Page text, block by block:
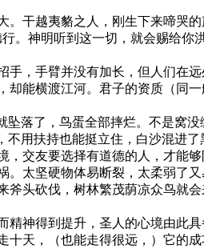
干越夷貉之人，刚生下来啼哭的
。神明听到这一切，就会赐给你
，手臂并没有加长，但人们在
能横渡江河。君子的资质（同
了，鸟蛋全部摔烂。不是窝没
用扶持也能挺立住，白沙混进
交友要选择有道德的人，才能
太坚硬物体易断裂，太柔弱了
头砍伐，树林繁茂荫凉众鸟就
神得到提升，圣人的心境由此
天，（也能走得很远，）它的